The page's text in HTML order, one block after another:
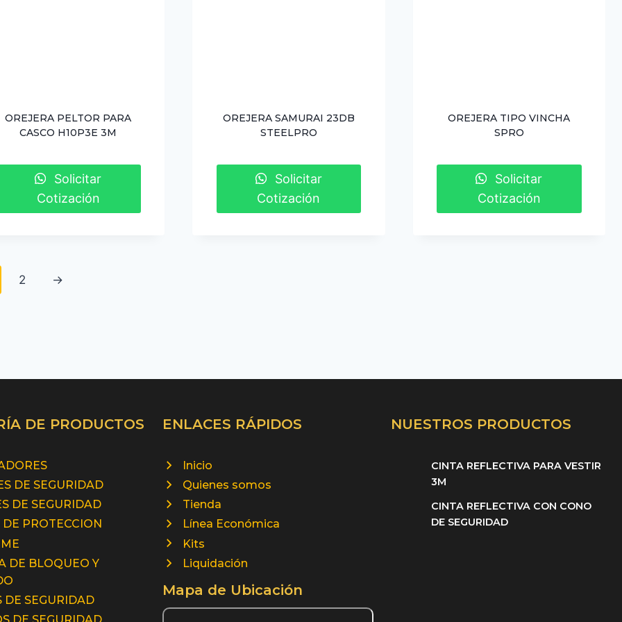
OREJERA PELTOR PARA
CASCO H10P3E 3M
Solicitar
Cotización
OREJERA SAMURAI 23DB
STEELPRO
Solicitar
Cotización
OREJERA TIPO VINCHA
SPRO
Solicitar
Cotización
2 →
DE PRODUCTOS
DE SEGURIDAD
DE SEGURIDAD
PROTECCION
DE BLOQUEO Y
DE SEGURIDAD
ENLACES RÁPIDOS
Inicio
Quienes somos
Tienda
Línea Económica
Kits
Liquidación
Mapa de Ubicación
NUESTROS PRODUCTOS
CINTA REFLECTIVA PARA VESTIR
3M
CINTA REFLECTIVA CON CONO
DE SEGURIDAD